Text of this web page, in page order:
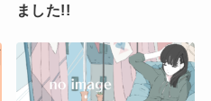
ました!!